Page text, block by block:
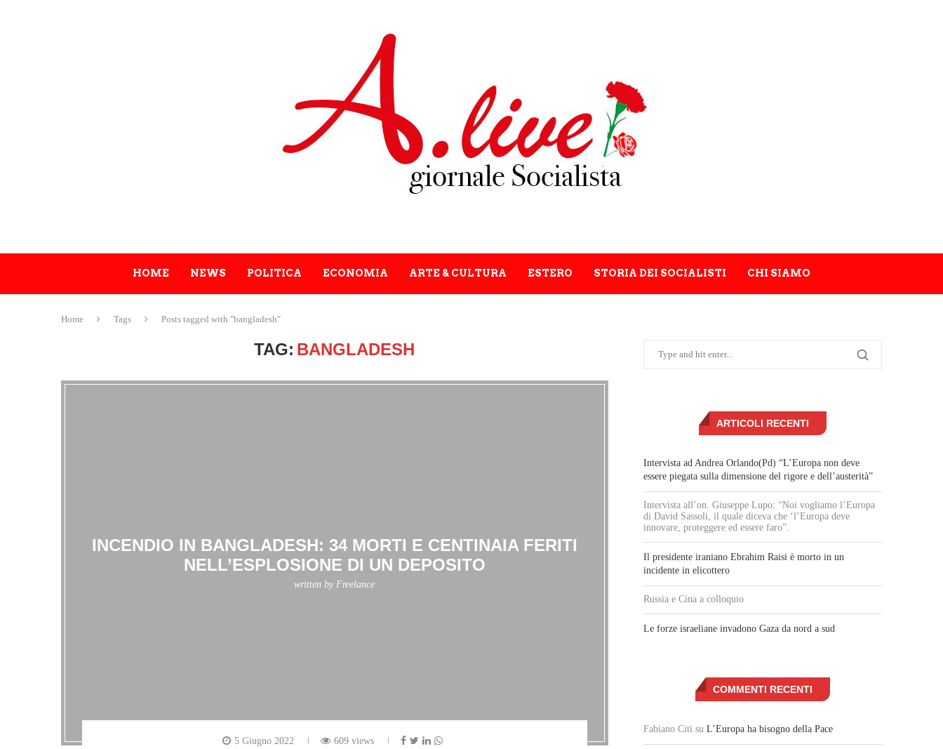
HOME NEWS POLITICA ECONOMIA ARTE & CULTURA ESTERO STORIA DEI SOCIALISTI CHI SIAMO
Home Tags Posts tagged with "bangladesh"
TAG: BANGLADESH
INCENDIO IN BANGLADESH: 34 MORTI E CENTINAIA FERITI
NELL’ESPLOSIONE DI UN DEPOSITO
written by Freelance
5 Giugno 2022 609 views
ARTICOLI RECENTI
Intervista ad Andrea Orlando(Pd) “L’Europa non deve
essere piegata sulla dimensione del rigore e dell’austerità”
Intervista all’on. Giuseppe Lupo: “Noi vogliamo l’Europa
di David Sassoli, il quale diceva che ‘l’Europa deve
innovare, proteggere ed essere faro”.
Il presidente iraniano Ebrahim Raisi è morto in un
incidente in elicottero
Russia e Cina a colloquio
Le forze israeliane invadono Gaza da nord a sud
COMMENTI RECENTI
Fabiano Citi su L’Europa ha bisogno della Pace